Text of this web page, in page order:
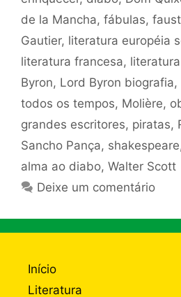
de la Mancha, fábulas,
Gautier, literatura européia
literatura francesa,
Byron, Lord Byron biografia,
todos os tempos, Molière,
grandes escritores, piratas,
Sancho Pança, shakespeare
alma ao diabo, Walter Scott
Deixe um comentário
Início
Literatura